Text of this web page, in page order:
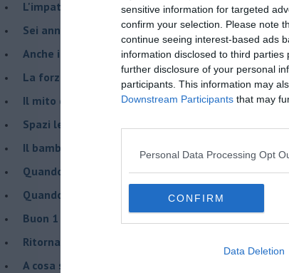
sensitive information for targeted
confirm your selection. Please note
continue seeing interest-based ads
information disclosed to third
further disclosure of your personal
participants. This information may
Downstream Participants that may
Personal Data Processing Opt
CONFIRM
Data Deletion
​L'impatto delle alte temperature sull’umore
Sei anni di Psico-Cose
​Anche il terapeuta “sente”
​La forza silenziosa dell'impegno
​Il mito della madre leonessa
Spazi leggeri per tempi complessi
Il bambino, il marshmallow e il tempo
​Quando cambia il nome di una sindrome
​Quando il terapeuta torna a casa
​Buon 1 Maggio!
Ritornare indietro di vent’anni
​A cosa serve davvero la psicoterapia